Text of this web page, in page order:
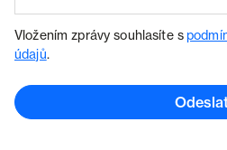
Vložením zprávy souhlasíte s
údajů.